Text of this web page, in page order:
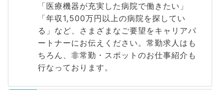
「医療機器が充実した病院で働きたい」
「年収1,500万円以上の病院を探してい
る」など、さまざまなご要望をキャリアパ
ートナーにお伝えください。常勤求人はも
ちろん、非常勤・スポットのお仕事紹介も
行なっております。